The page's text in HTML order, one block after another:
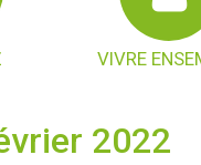
VIVRE
2022